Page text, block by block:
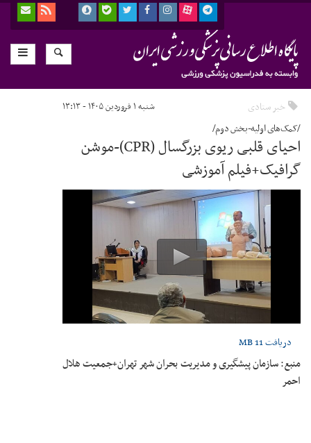
خبر ستادی شنبه ۱ فروردین ۱۴۰۵ - ۱۳:۱۳
/کمک‌های اولیه-بخش دوم/
احیای قلبی ریوی بزرگسال (CPR)-موشن
گرافیک+فیلم آموزشی
دریافت11 MB
منبع: سازمان پیشگیری و مدیریت بحران شهر تهران+جمعیت هلال
احمر